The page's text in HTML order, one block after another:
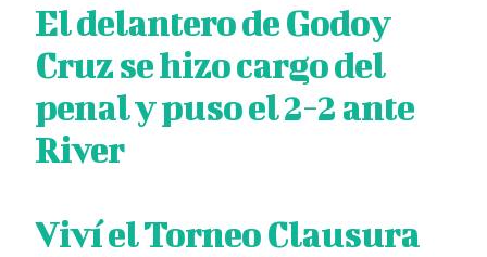
El delantero de Godoy
Cruz se hizo cargo del
penal y puso el 2-2 ante
River
Viví el Torneo Clausura